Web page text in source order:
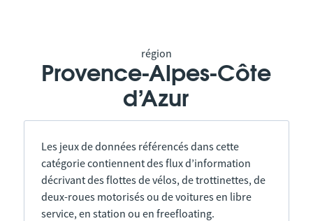
région
Provence-Alpes-Côte
d’Azur
Les jeux de données référencés dans cette
catégorie contiennent des flux d’information
décrivant des flottes de vélos, de trottinettes, de
deux-roues motorisés ou de voitures en libre
service, en station ou en freefloating.